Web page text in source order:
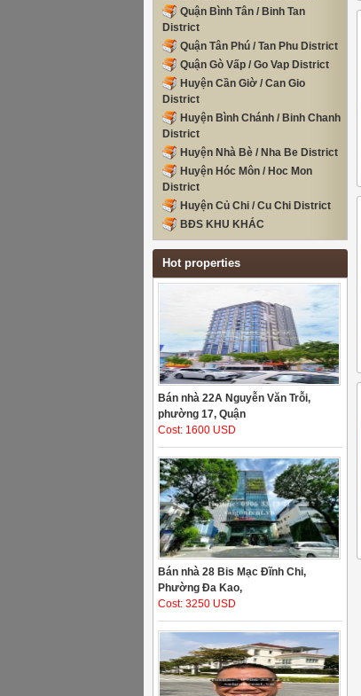
Quận Bình Tân / Binh Tan
District
Quận Tân Phú / Tan Phu District
Quận Gò Vấp / Go Vap District
Huyện Cần Giờ / Can Gio
District
Huyện Bình Chánh / Binh Chanh
District
Huyện Nhà Bè / Nha Be District
Huyện Hóc Môn / Hoc Mon
District
Huyện Củ Chi / Cu Chi District
BĐS KHU KHÁC
Hot properties
Bán nhà 22A Nguyễn Văn Trỗi,
phường 17, Quận
Cost: 1600 USD
Bán nhà 28 Bis Mạc Đĩnh Chi,
Phường Đa Kao,
Cost: 3250 USD